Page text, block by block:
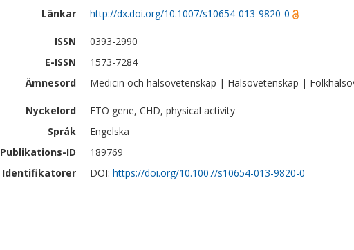
Länkar
http://dx.doi.org/10.1007/s10654-013-9820-0
ISSN
0393-2990
E-ISSN
1573-7284
Ämnesord
Medicin och hälsovetenskap | Hälsovetenskap |
Nyckelord
FTO gene, CHD, physical activity
Språk
Engelska
Publikations-ID
189769
Identifikatorer
DOI: https://doi.org/10.1007/s10654-013-9820-0